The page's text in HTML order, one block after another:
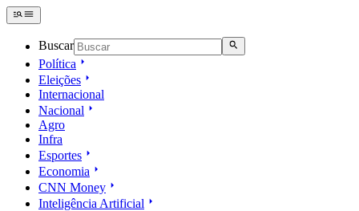
Buscar
Política
Eleições
Internacional
Nacional
Agro
Infra
Esportes
Economia
CNN Money
Inteligência Artificial